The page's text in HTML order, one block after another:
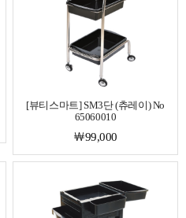
[뷰티스마트] SM3단 (츄레이) No
65060010
￦99,000